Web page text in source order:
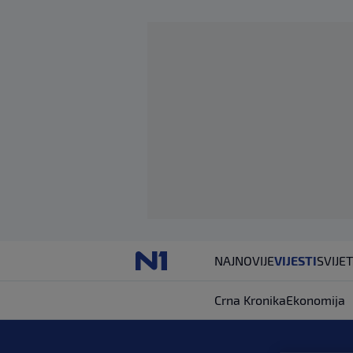
NAJNOVIJEVIJESTISVIJET
Crna KronikaEkonomija